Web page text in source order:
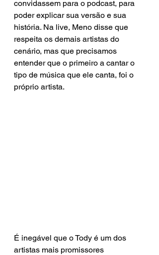
convidassem para o podcast, para
poder explicar sua versão e sua
história. Na live, Meno disse que
respeita os demais artistas do
cenário, mas que precisamos
entender que o primeiro a cantar o
tipo de música que ele canta, foi o
próprio artista.
É inegável que o Tody é um dos
artistas mais promissores